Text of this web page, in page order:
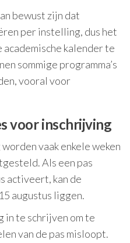
bewust zijn dat
per instelling, dus het
kalender te
sommige programma’s
vooral voor
voor inschrijving
vaak enkele weken
Als een pas
activeert, kan de
augustus liggen.
in te schrijven om te
van de pas misloopt.